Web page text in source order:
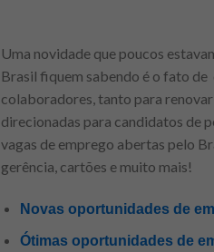
Uma novidade que poucos
Brasil fiquem sabendo é o fato
colaboradores, tanto para
direcionadas para candidatos de
vagas de emprego abertas pelo
gerência, cartões e muito mais!
Novas oportunidades de
Ótimas oportunidades de